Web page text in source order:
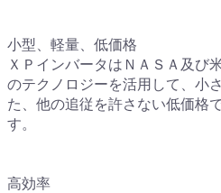
小型、軽量、低価格
ＸＰインバータはＮＡＳＡ及び
のテクノロジーを活用して、小
た、他の追従を許さない低価格
す。
高効率